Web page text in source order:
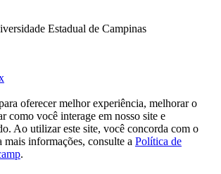
Estadual de Campinas
oferecer melhor experiência, melhorar o
como você interage em nosso site e
Ao utilizar este site, você concorda com o
mais informações, consulte a Política de
.